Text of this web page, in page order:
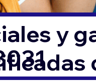
y